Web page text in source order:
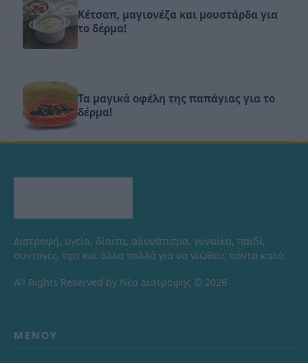
Κέτσαπ, μαγιονέζα και μουστάρδα για
το δέρμα!
Τα μαγικά οφέλη της παπάγιας για το
δέρμα!
Διατροφή, υγεία, δίαιτα, αδυνάτισμα, γυναίκα, παιδί,
συνταγές, tips και άλλα πολλά για να νιώθεις πάντα καλά.
All Rights Reserved by Νέα Διατροφής © 2026
ΜΕΝΟΎ